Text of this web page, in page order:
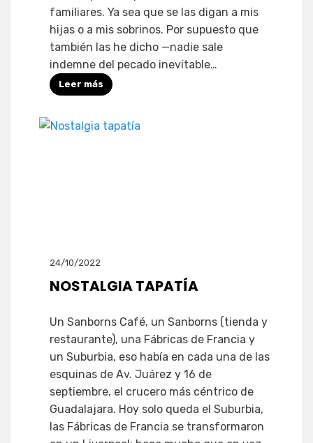
familiares. Ya sea que se las digan a mis
hijas o a mis sobrinos. Por supuesto que
también las he dicho —nadie sale
indemne del pecado inevitable…
Leer más
24/10/2022
NOSTALGIA TAPATÍA
Un Sanborns Café, un Sanborns (tienda y
restaurante), una Fábricas de Francia y
un Suburbia, eso había en cada una de las
esquinas de Av. Juárez y 16 de
septiembre, el crucero más céntrico de
Guadalajara. Hoy solo queda el Suburbia,
las Fábricas de Francia se transformaron